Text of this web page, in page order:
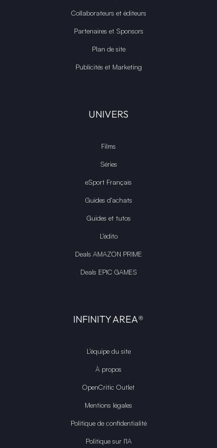
Collaborateurs et éditeurs
Partenaires et Sponsors
Plan de site
Publicités et Marketing
UNIVERS
Films
Séries
eSport Français
Guides d’achats
Guides et tutos
L'édito
Deals AMAZON PRIME
Deals EPIC GAMES
INFINITY AREA®
L'équipe du site
À propos
OpenCritic Outlet
Mentions légales
Politique de confidentialité
Politique sur l'IA